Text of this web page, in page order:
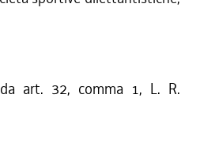
art. 32, comma 1, L. R.